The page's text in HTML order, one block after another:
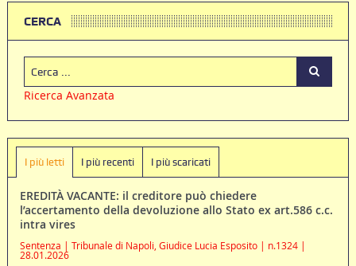
CERCA
Ricerca Avanzata
I più letti I più recenti I più scaricati
EREDITÀ VACANTE: il creditore può chiedere
l’accertamento della devoluzione allo Stato ex art.586 c.c.
intra vires
Sentenza | Tribunale di Napoli, Giudice Lucia Esposito | n.1324 |
28.01.2026